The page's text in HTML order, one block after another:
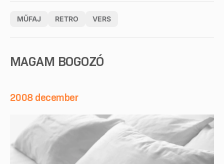
MŰFAJ RETRO VERS
MAGAM BOGOZÓ
2008 december